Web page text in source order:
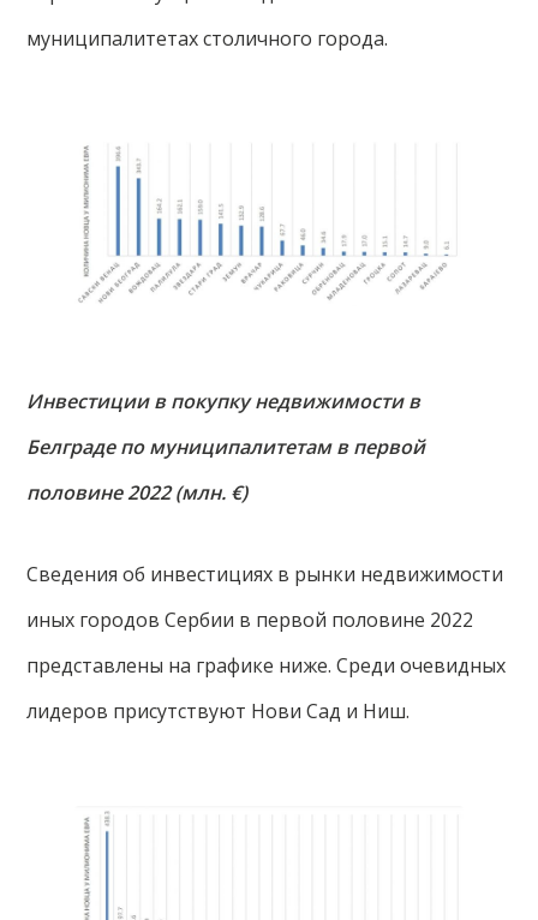
муниципалитетах столичного города.
Инвестиции в покупку недвижимости в
Белграде по муниципалитетам в первой
половине 2022 (млн. €)
Сведения об инвестициях в рынки недвижимости
иных городов Сербии в первой половине 2022
представлены на графике ниже. Среди очевидных
лидеров присутствуют Нови Сад и Ниш.